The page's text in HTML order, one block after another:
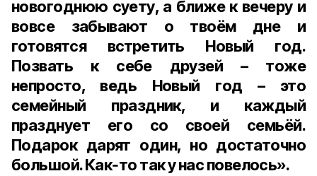
новогоднюю суету, а ближе к вечеру и
вовсе забывают о твоём дне и
готовятся встретить Новый год.
Позвать к себе друзей – тоже
непросто, ведь Новый год – это
семейный праздник, и каждый
празднует его со своей семьёй.
Подарок дарят один, но достаточно
большой. Как‑то так у нас повелось».